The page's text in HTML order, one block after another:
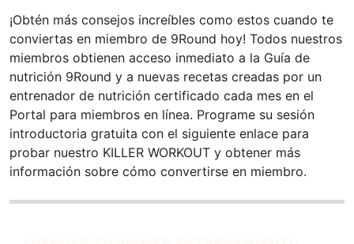
¡Obtén más consejos increíbles como estos cuando te
conviertas en miembro de 9Round hoy! Todos nuestros
miembros obtienen acceso inmediato a la Guía de
nutrición 9Round y a nuevas recetas creadas por un
entrenador de nutrición certificado cada mes en el
Portal para miembros en línea. Programe su sesión
introductoria gratuita con el siguiente enlace para
probar nuestro KILLER WORKOUT y obtener más
información sobre cómo convertirse en miembro.